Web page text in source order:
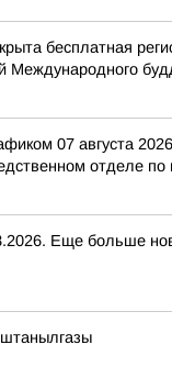
бесплатная
Международного
07 августа
отделе по
Еще больше